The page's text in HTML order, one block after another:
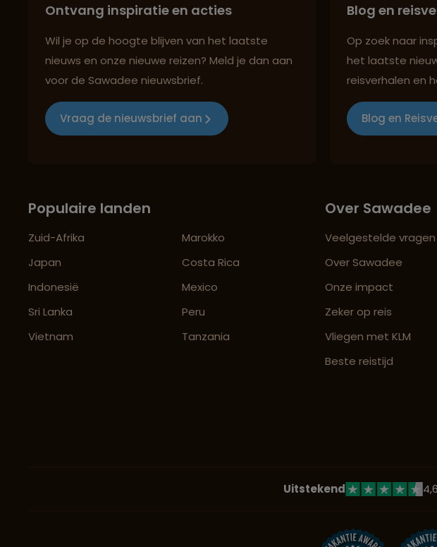
Ontvang inspiratie en acties
Wil je op de hoogte blijven van het laatste
nieuws en onze nieuwe reizen? Meld je dan aan
voor de Sawadee nieuwsbrief.
Vraag de nieuwsbrief aan
Blog en
Op zoek naar
het laatste
reisverhalen en
Blog en
Populaire landen
Zuid-Afrika
Japan
Indonesië
Sri Lanka
Vietnam
Marokko
Costa Rica
Mexico
Peru
Tanzania
Over Sawadee
Veelgestelde vragen
Over Sawadee
Onze impact
Zeker op reis
Vliegen met KLM
Beste reistijd
Uitstekend